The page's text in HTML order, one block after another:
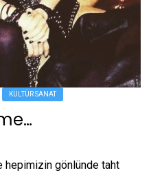
KÜLTÜR SANAT
hepimizin gönlünde taht